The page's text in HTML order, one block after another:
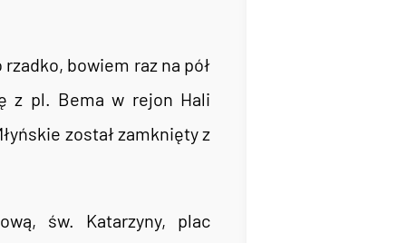
bowiem raz na pół
z pl. Bema w rejon Hali
został zamknięty z
św. Katarzyny, plac